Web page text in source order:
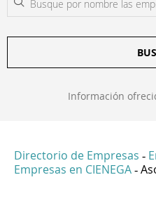
Información
Directorio de Empresas -
Empresas en CIENEGA -